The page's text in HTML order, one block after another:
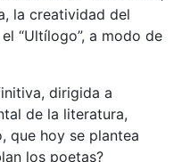
la creatividad del
“Ultílogo”, a modo de
dirigida a
de la literatura,
que hoy se plantea
los poetas?